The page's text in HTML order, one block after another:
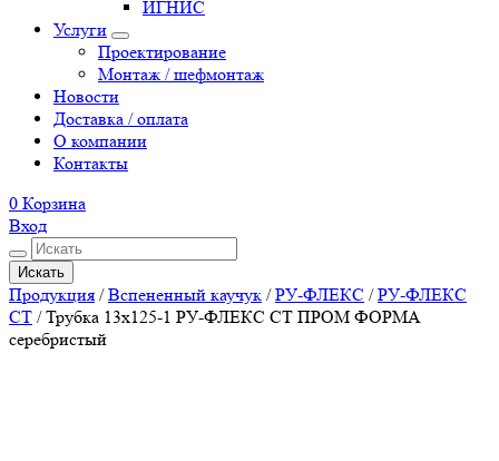
ИГНИС
Услуги
Проектирование
Монтаж / шефмонтаж
Новости
Доставка / оплата
О компании
Контакты
0 Корзина
Вход
Искать
Продукция /Вспененный каучук /РУ-ФЛЕКС /РУ-ФЛЕКС
СТ /Трубка 13х125-1 РУ-ФЛЕКС СТ ПРОМ ФОРМА
серебристый